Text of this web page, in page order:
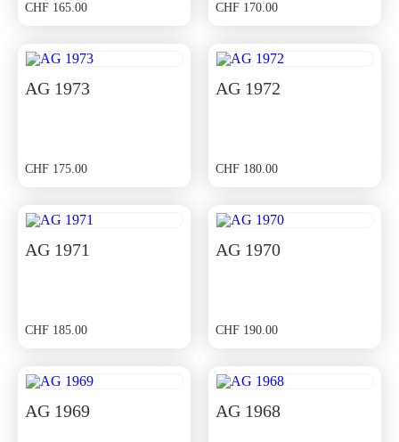
CHF 165.00 CHF 170.00
AG 1973
CHF 175.00
AG 1972
CHF 180.00
AG 1971
CHF 185.00
AG 1970
CHF 190.00
AG 1969 AG 1968